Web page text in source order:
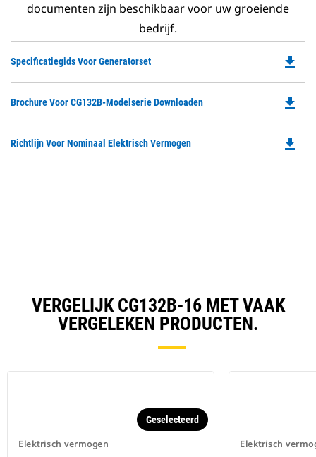
documenten zijn beschikbaar voor uw groeiende
bedrijf.
Specificatiegids Voor Generatorset
a
file_download
Brochure Voor CG132B-Modelserie Downloaden
a
file_download
Richtlijn Voor Nominaal Elektrisch Vermogen file_download
VERGELIJK CG132B-16 MET VAAK
VERGELEKEN PRODUCTEN.
Elektrisch vermogen
Geselecteerd
Elektrisch